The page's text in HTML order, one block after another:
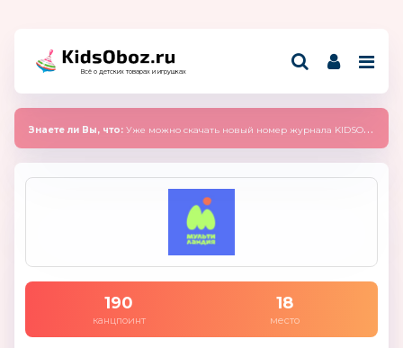
Всё о детских товарах и игрушках
Знаете ли Вы, что: Уже можно скачать новый номер журнала KIDSOBOZ 2025 (сентябрь)
190
канцпоинт
18
место